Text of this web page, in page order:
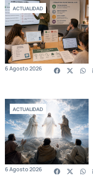
ACTUALIDAD
6 Agosto 2026
ACTUALIDAD
6 Agosto 2026